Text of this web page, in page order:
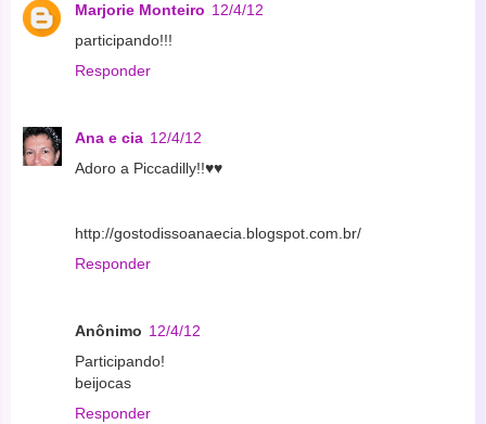
Marjorie Monteiro 12/4/12
participando!!!
Responder
Ana e cia 12/4/12
Adoro a Piccadilly!!♥♥
http://gostodissoanaecia.blogspot.com.br/
Responder
Anônimo 12/4/12
Participando!
beijocas
Responder